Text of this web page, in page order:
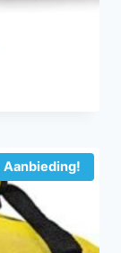
Aanbieding!